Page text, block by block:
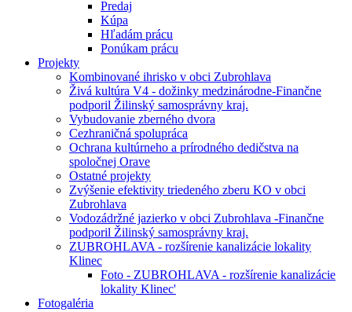
Predaj
Kúpa
Hľadám prácu
Ponúkam prácu
Projekty
Kombinované ihrisko v obci Zubrohlava
Živá kultúra V4 - dožinky medzinárodne-Finančne
podporil Žilinský samosprávny kraj.
Vybudovanie zberného dvora
Cezhraničná spolupráca
Ochrana kultúrneho a prírodného dedičstva na
spoločnej Orave
Ostatné projekty
Zvýšenie efektivity triedeného zberu KO v obci
Zubrohlava
Vodozádržné jazierko v obci Zubrohlava -Finančne
podporil Žilinský samosprávny kraj.
ZUBROHLAVA - rozšírenie kanalizácie lokality
Klinec
Foto - ZUBROHLAVA - rozšírenie kanalizácie
lokality Klinec'
Fotogaléria